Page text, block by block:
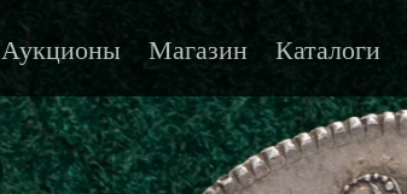
Аукционы Магазин Каталоги